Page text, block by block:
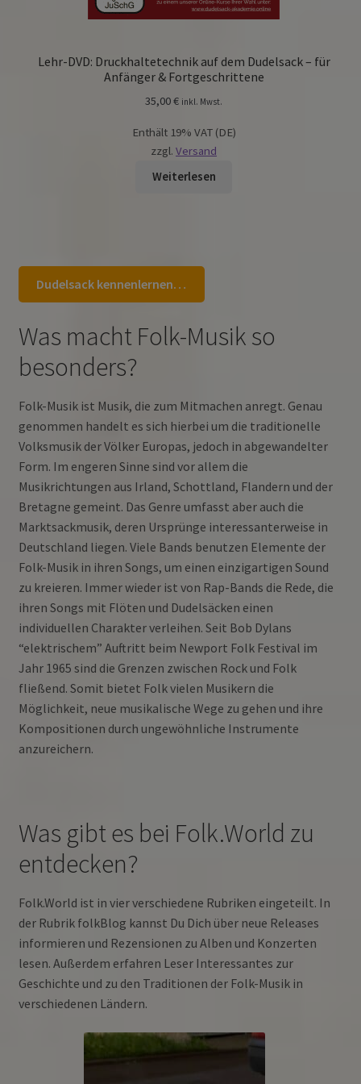
Lehr-DVD: Druckhaltetechnik auf dem Dudelsack – für
Anfänger & Fortgeschrittene
35,00€ inkl. Mwst.
Enthält 19% VAT (DE)
zzgl. Versand
Weiterlesen
Dudelsack kennenlernen…
Was macht Folk-Musik so
besonders?
Folk-Musik ist Musik, die zum Mitmachen anregt. Genau
genommen handelt es sich hierbei um die traditionelle
Volksmusik der Völker Europas, jedoch in abgewandelter
Form. Im engeren Sinne sind vor allem die
Musikrichtungen aus Irland, Schottland, Flandern und der
Bretagne gemeint. Das Genre umfasst aber auch die
Marktsackmusik, deren Ursprünge interessanterweise in
Deutschland liegen. Viele Bands benutzen Elemente der
Folk-Musik in ihren Songs, um einen einzigartigen Sound
zu kreieren. Immer wieder ist von Rap-Bands die Rede, die
ihren Songs mit Flöten und Dudelsäcken einen
individuellen Charakter verleihen. Seit Bob Dylans
“elektrischem” Auftritt beim Newport Folk Festival im
Jahr 1965 sind die Grenzen zwischen Rock und Folk
fließend. Somit bietet Folk vielen Musikern die
Möglichkeit, neue musikalische Wege zu gehen und ihre
Kompositionen durch ungewöhnliche Instrumente
anzureichern.
Was gibt es bei Folk.World zu
entdecken?
Folk.World ist in vier verschiedene Rubriken eingeteilt. In
der Rubrik folkBlog kannst Du Dich über neue Releases
informieren und Rezensionen zu Alben und Konzerten
lesen. Außerdem erfahren Leser Interessantes zur
Geschichte und zu den Traditionen der Folk-Musik in
verschiedenen Ländern.